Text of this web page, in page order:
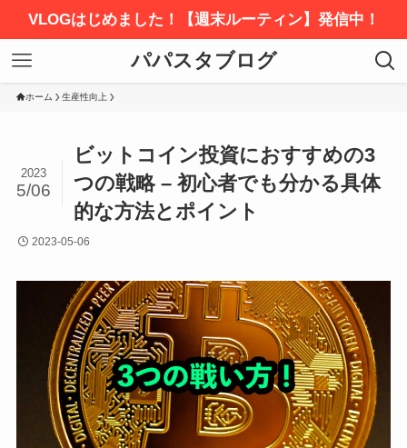
VLOGはじめました！【週末ルーティン】発信中！
パパスタブログ
ホーム 生産性向上
ビットコイン投資におすすめの3
つの戦略 – 初心者でも分かる具体
的な方法とポイント
2023
5/06
2023-05-06